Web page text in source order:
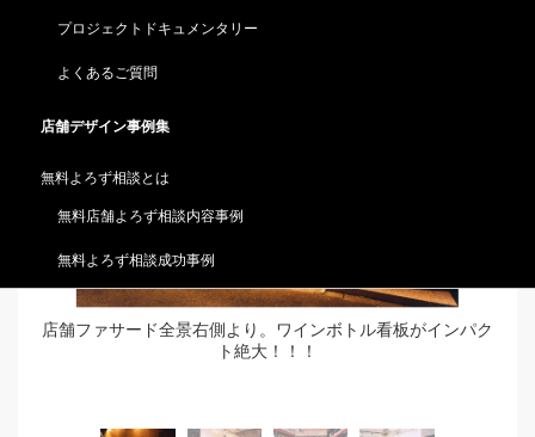
プロジェクトドキュメンタリー
よくあるご質問
店舗デザイン事例集
無料よろず相談とは
無料店舗よろず相談内容事例
無料よろず相談成功事例
店舗ファサード全景右側より。ワインボトル看板がインパク
ト絶大！！！